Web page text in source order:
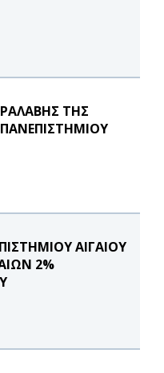
ΤΗΣ
ΑΙΓΑΙΟΥ
2%